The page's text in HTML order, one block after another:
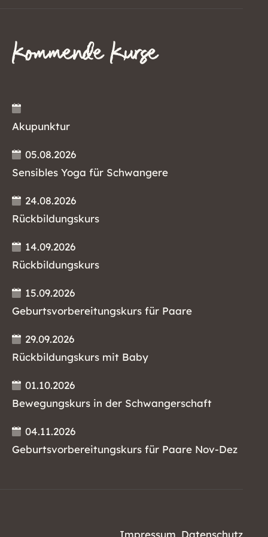
Kommende Kurse
Akupunktur
05.08.2026
Sensibles Yoga für Schwangere
24.08.2026
Rückbildungskurs
14.09.2026
Rückbildungskurs
15.09.2026
Geburtsvorbereitungskurs für Paare
29.09.2026
Rückbildungskurs mit Baby
01.10.2026
Bewegungskurs in der Schwangerschaft
04.11.2026
Geburtsvorbereitungskurs für Paare Nov-Dez
Impressum Datenschutz